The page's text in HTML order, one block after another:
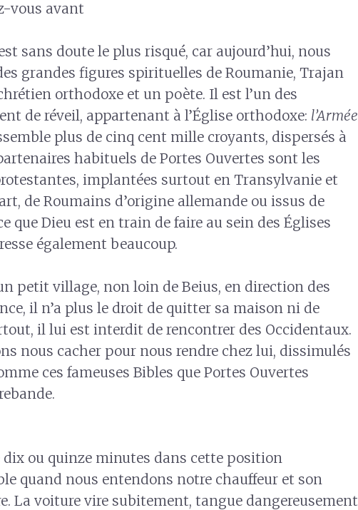
vous avant
sans doute le plus risqué, car aujourd’hui, nous
grandes figures spirituelles de Roumanie, Trajan
orthodoxe et un poète. Il est l’un des
de réveil, appartenant à l’Église orthodoxe: l’Armée
plus de cinq cent mille croyants, dispersés à
habituels de Portes Ouvertes sont les
implantées surtout en Transylvanie et
de Roumains d’origine allemande ou issus de
que Dieu est en train de faire au sein des Églises
également beaucoup.
petit village, non loin de Beius, en direction des
il n’a plus le droit de quitter sa maison ni de
il lui est interdit de rencontrer des Occidentaux.
nous cacher pour nous rendre chez lui, dissimulés
ces fameuses Bibles que Portes Ouvertes
dix ou quinze minutes dans cette position
quand nous entendons notre chauffeur et son
La voiture vire subitement, tangue dangereusement